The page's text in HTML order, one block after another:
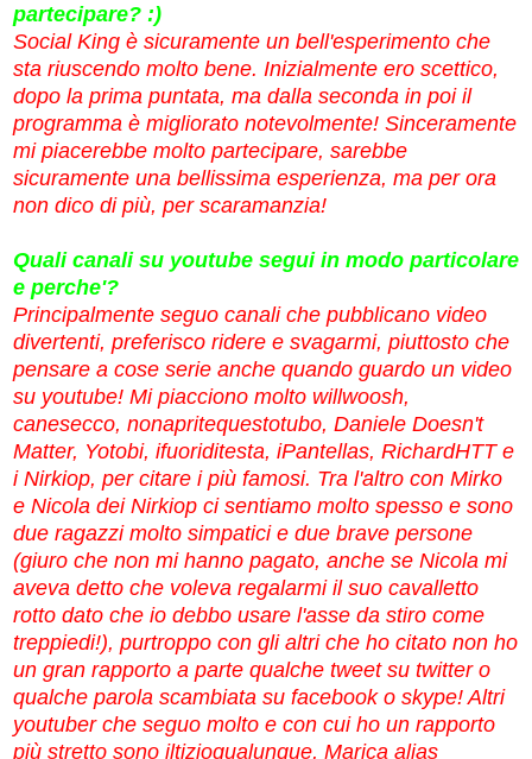
partecipare? :)
Social King è sicuramente un bell'esperimento che
sta riuscendo molto bene. Inizialmente ero scettico,
dopo la prima puntata, ma dalla seconda in poi il
programma è migliorato notevolmente! Sinceramente
mi piacerebbe molto partecipare, sarebbe
sicuramente una bellissima esperienza, ma per ora
non dico di più, per scaramanzia!
Quali canali su youtube segui in modo particolare
e perche'?
Principalmente seguo canali che pubblicano video
divertenti, preferisco ridere e svagarmi, piuttosto che
pensare a cose serie anche quando guardo un video
su youtube! Mi piacciono molto willwoosh,
canesecco, nonapritequestotubo, Daniele Doesn't
Matter, Yotobi, ifuoriditesta, iPantellas, RichardHTT e
i Nirkiop, per citare i più famosi. Tra l'altro con Mirko
e Nicola dei Nirkiop ci sentiamo molto spesso e sono
due ragazzi molto simpatici e due brave persone
(giuro che non mi hanno pagato, anche se Nicola mi
aveva detto che voleva regalarmi il suo cavalletto
rotto dato che io debbo usare l'asse da stiro come
treppiedi!), purtroppo con gli altri che ho citato non ho
un gran rapporto a parte qualche tweet su twitter o
qualche parola scambiata su facebook o skype! Altri
youtuber che seguo molto e con cui ho un rapporto
più stretto sono iltizioqualunque, Marica alias